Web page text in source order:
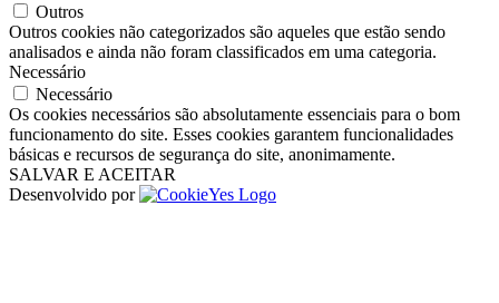
Outros
Outros cookies não categorizados são aqueles que estão sendo
analisados ​​e ainda não foram classificados em uma categoria.
Necessário
Necessário
Os cookies necessários são absolutamente essenciais para o bom
funcionamento do site. Esses cookies garantem funcionalidades
básicas e recursos de segurança do site, anonimamente.
SALVAR E ACEITAR
Desenvolvido por